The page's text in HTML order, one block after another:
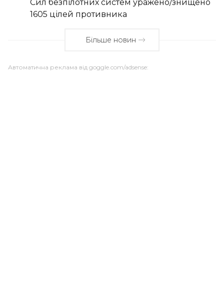
Сил безпілотних систем уражено/знищено
1605 цілей противника
Більше новин
Автоматична реклама від goggle.com/adsense: